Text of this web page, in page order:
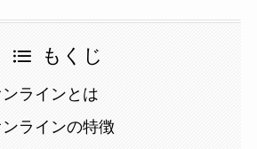
もくじ
ラインとは
ラインの特徴